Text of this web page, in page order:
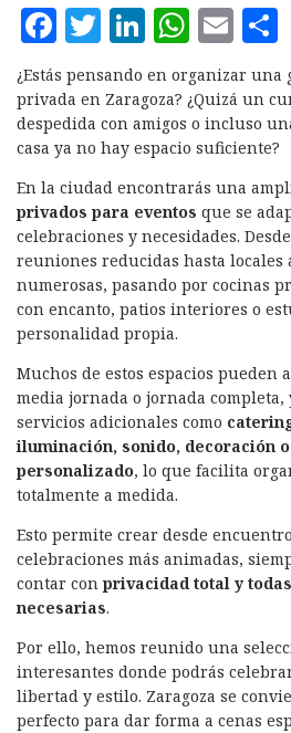
F
a
c
e
b
o
o
k
T
w
it
te
r
L
i
n
k
e
d
I
n
W
h
at
s
A
p
p
E
m
ai
l
¿Estás pensando en organizar
privada en Zaragoza? ¿Quizá un
despedida con amigos o incluso
casa ya no hay espacio suficiente?
En la ciudad encontrarás una
privados para eventos que se
celebraciones y necesidades.
reuniones reducidas hasta locales
numerosas, pasando por cocinas
con encanto, patios interiores o
personalidad propia.
Muchos de estos espacios pueden
media jornada o jornada completa,
servicios adicionales como
iluminación, sonido, decoración
personalizado, lo que facilita
totalmente a medida.
Esto permite crear desde
celebraciones más animadas,
contar con privacidad total y
necesarias.
Por ello, hemos reunido una
interesantes donde podrás
libertad y estilo. Zaragoza se
perfecto para dar forma a cenas